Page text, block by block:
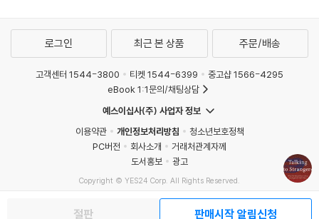
절판 판매시작 알림신청
로그인 최근 본 상품 주문/배송
고객센터 1544-3800 티켓 1544-6399
중고샵 1566-4295
eBook 1:1문의/채팅상담
예스이십사(주) 사업자 정보
이용약관
개인정보처리방침
청소년보호정책
PC버전
회사소개
거래처관계자께
도서홍보
광고
Copyright © YES24 Corp. All Rights Reserved.